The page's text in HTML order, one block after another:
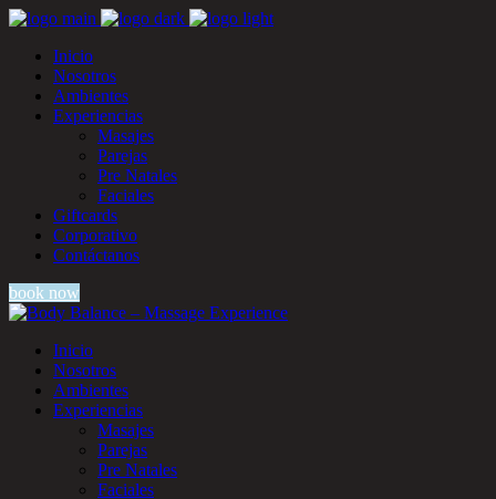
Inicio
Nosotros
Ambientes
Experiencias
Masajes
Parejas
Pre Natales
Faciales
Giftcards
Corporativo
Contáctanos
book now
Inicio
Nosotros
Ambientes
Experiencias
Masajes
Parejas
Pre Natales
Faciales